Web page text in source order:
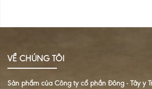
VỀ CHÚNG TÔI
Sản phẩm của Công ty cổ phần Đông - Tây y